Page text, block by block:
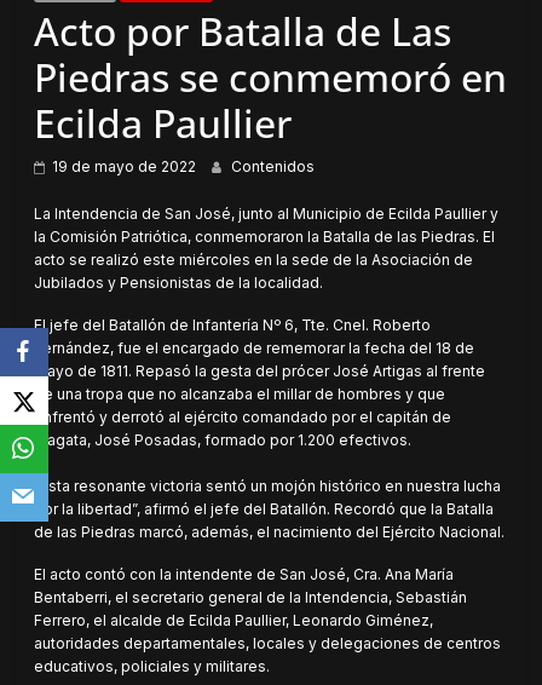
Acto por Batalla de Las
Piedras se conmemoró en
Ecilda Paullier
19 de mayo de 2022 Contenidos
La Intendencia de San José, junto al Municipio de Ecilda Paullier y
la Comisión Patriótica, conmemoraron la Batalla de las Piedras. El
acto se realizó este miércoles en la sede de la Asociación de
Jubilados y Pensionistas de la localidad.
El jefe del Batallón de Infantería Nº 6, Tte. Cnel. Roberto
Fernández, fue el encargado de rememorar la fecha del 18 de
mayo de 1811. Repasó la gesta del prócer José Artigas al frente
de una tropa que no alcanzaba el millar de hombres y que
enfrentó y derrotó al ejército comandado por el capitán de
Fragata, José Posadas, formado por 1.200 efectivos.
“Esta resonante victoria sentó un mojón histórico en nuestra lucha
por la libertad”, afirmó el jefe del Batallón. Recordó que la Batalla
de las Piedras marcó, además, el nacimiento del Ejército Nacional.
El acto contó con la intendente de San José, Cra. Ana María
Bentaberri, el secretario general de la Intendencia, Sebastián
Ferrero, el alcalde de Ecilda Paullier, Leonardo Giménez,
autoridades departamentales, locales y delegaciones de centros
educativos, policiales y militares.